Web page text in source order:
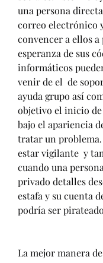
una persona
correo electrónico
convencer a ellos a
esperanza de sus
informáticos
venir de el  de
ayuda grupo así
objetivo el inicio
bajo el apariencia
tratar un
estar vigilante  y
cuando una
privado detalles
estafa y su cuenta
podría ser
La mejor manera